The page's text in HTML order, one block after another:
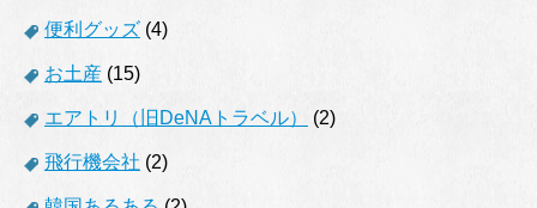
便利グッズ (4)
お土産 (15)
エアトリ（旧DeNAトラベル） (2)
飛行機会社 (2)